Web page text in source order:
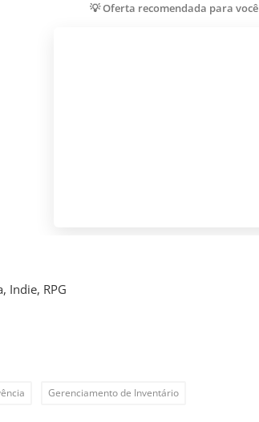
💡 Oferta recomendada para você
Indie, RPG
Gerenciamento de Inventário